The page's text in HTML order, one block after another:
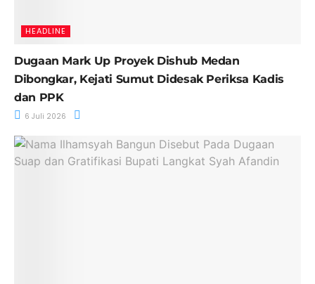
HEADLINE
Dugaan Mark Up Proyek Dishub Medan
Dibongkar, Kejati Sumut Didesak Periksa Kadis
dan PPK
6 Juli 2026